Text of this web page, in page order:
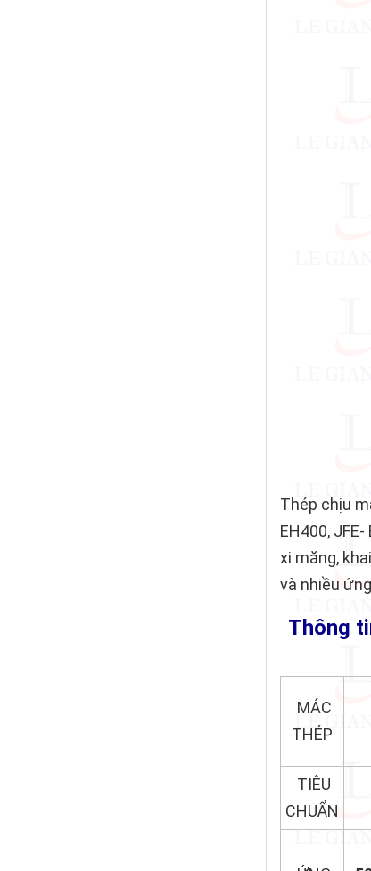
Thép chịu
EH400,
xi măng,
và nhiều
Thông
MÁC
THÉP
TIÊU
CHUẨN